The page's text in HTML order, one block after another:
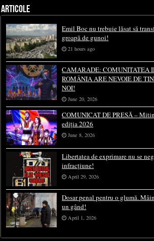
ARTICOLE
Emil Boc nu trebuie lăsat să
groapă de gunoi!
21 hours ago
CAMARADE: COMUNITATEA
ROMÂNIA ARE NEVOIE DE
NOI!
June 20, 2026
COMUNICAT DE PRESĂ –
ediția 2026
June 8, 2026
Libertatea de exprimare nu se
infracțiune!
April 29, 2026
Dosar penal pentru o glumă.
un gând!
April 1, 2026